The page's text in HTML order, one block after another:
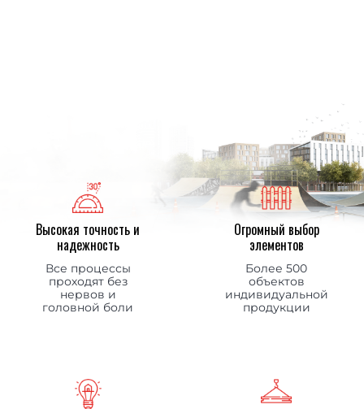
Высокая точность и
надежность
Все процессы
проходят без
нервов и
головной боли
Огромный выбор
элементов
Более 500
объектов
индивидуальной
продукции